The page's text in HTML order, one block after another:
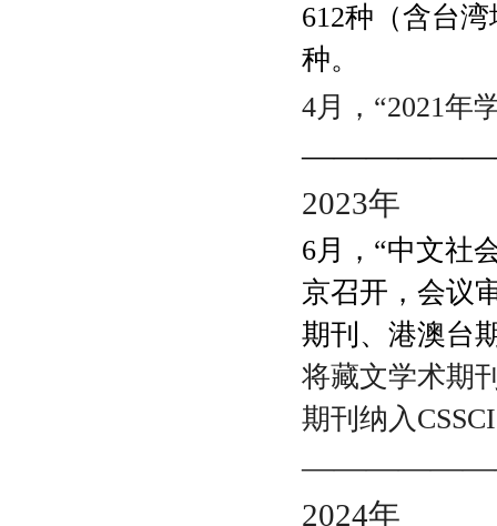
612种（含台
种。
4月， “2021年
2023年
6月，“中文社
京召开，会议
期刊、港澳台
将藏文学术期
期刊纳入
2024年